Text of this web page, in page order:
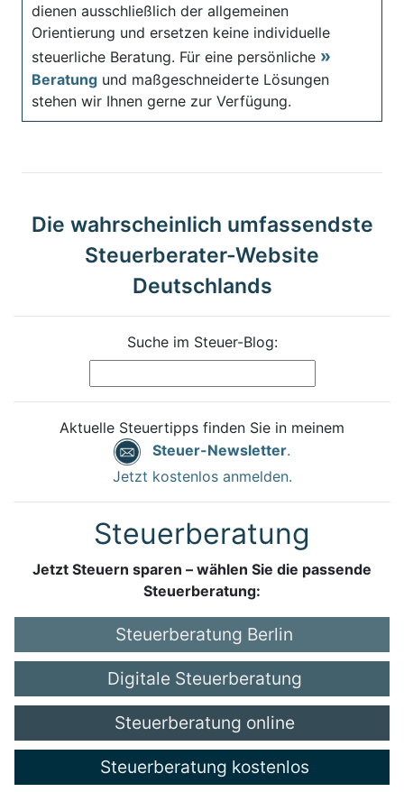
dienen ausschließlich der allgemeinen
Orientierung und ersetzen keine individuelle
steuerliche Beratung. Für eine persönliche
Beratung und maßgeschneiderte Lösungen
stehen wir Ihnen gerne zur Verfügung.
Die wahrscheinlich umfassendste
Steuerberater-Website
Deutschlands
Suche im Steuer-Blog:
Aktuelle Steuertipps finden Sie in meinem
Steuer-Newsletter.
Jetzt kostenlos anmelden.
Steuerberatung
Jetzt Steuern sparen – wählen Sie die passende
Steuerberatung:
Steuerberatung Berlin
Digitale Steuerberatung
Steuerberatung online
Steuerberatung kostenlos